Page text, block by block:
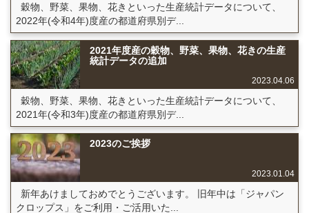
穀物、野菜、果物、花きといった生産統計データについて、
2022年(令和4年)度産の都道府県別デ...
2021年度産の穀物、野菜、果物、花きの生産
統計データの追加
2023.04.06
穀物、野菜、果物、花きといった生産統計データについて、
2021年(令和3年)度産の都道府県別デ...
2023のご挨拶
2023.01.04
新年あけましておめでとうございます。 旧年中は「ジャパン
クロップス」をご利用・ご活用いた...